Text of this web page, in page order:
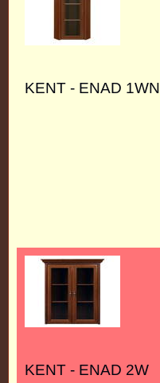
KENT - ENAD 1WN
KENT - ENAD 2W